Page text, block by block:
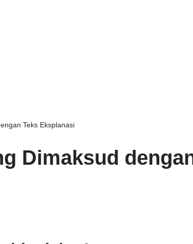
Teks Eksplanasi
Dimaksud